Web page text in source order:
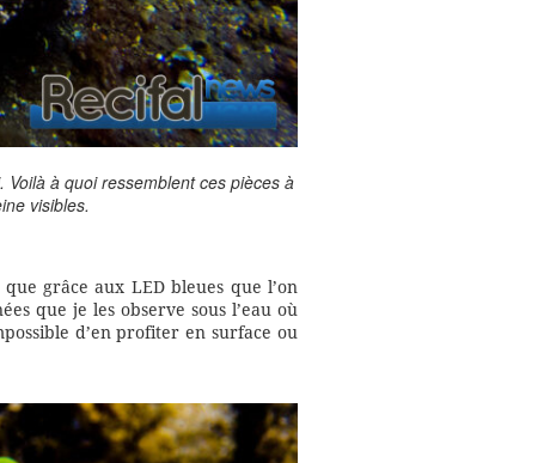
à quoi ressemblent ces pièces à
visibles.
que grâce aux LED bleues que l’on
que je les observe sous l’eau où
d’en profiter en surface ou